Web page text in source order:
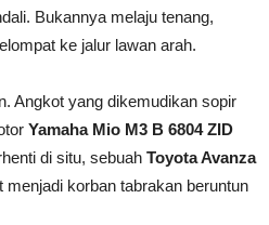
Bukannya melaju tenang,
ke jalur lawan arah.
Angkot yang dikemudikan sopir
Yamaha Mio M3 B 6804 ZID
di situ, sebuah Toyota Avanza
korban tabrakan beruntun